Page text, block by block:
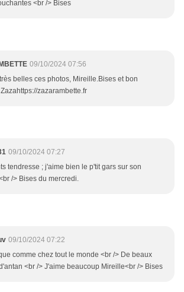
<br /> Bises
09/10/2024 07:56
belles ces photos, Mireille.Bises et bon
zazarambette.fr
09/10/2024 07:27
tendresse ; j'aime bien le p'tit gars sur son
/> Bises du mercredi.
09/10/2024 07:22
comme chez tout le monde <br /> De beaux
<br /> J'aime beaucoup Mireille<br /> Bises